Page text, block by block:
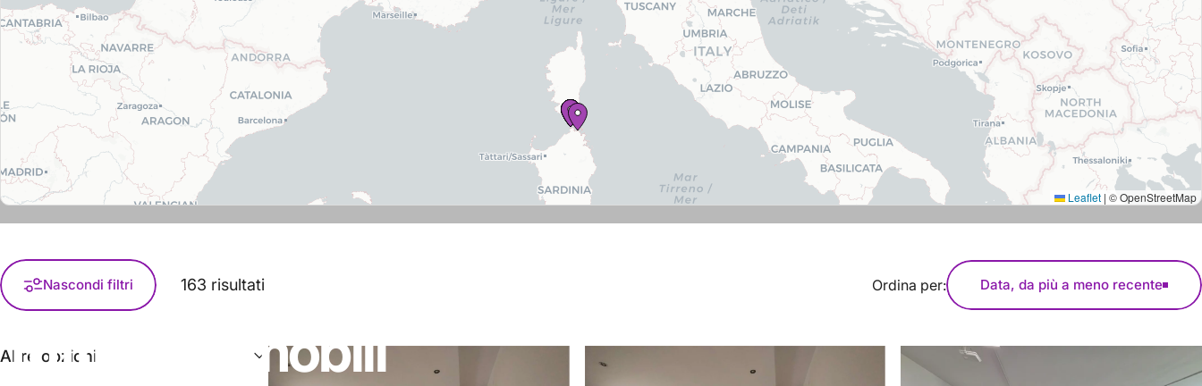
Tutti immobili
Leaflet | © OpenStreetMap
Nascondi filtri 163 risultati Ordina per: Data, da più a meno recente
Altre opzioni